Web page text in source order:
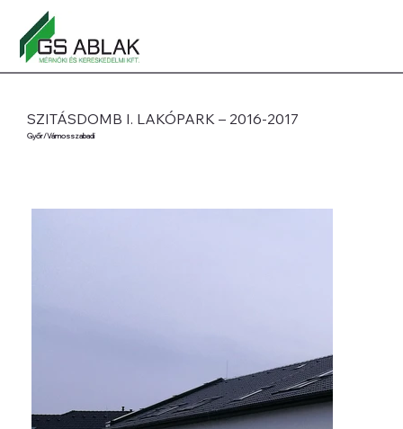
SZITÁSDOMB I. LAKÓPARK – 2016-2017
Győr/Vámosszabadi